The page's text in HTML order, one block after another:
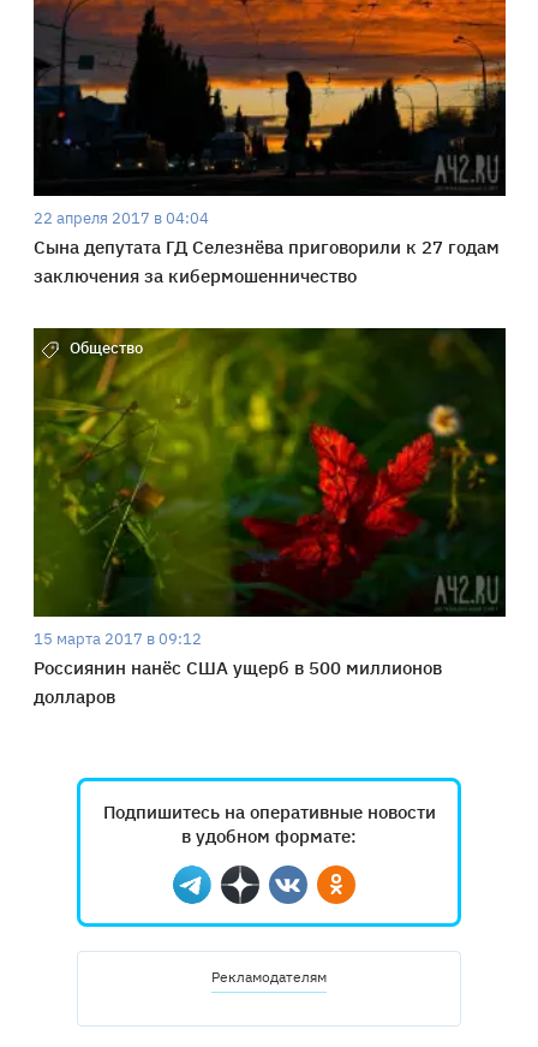
22 апреля 2017 в 04:04
Сына депутата ГД Селезнёва приговорили к 27 годам
заключения за кибермошенничество
Общество
15 марта 2017 в 09:12
Россиянин нанёс США ущерб в 500 миллионов
долларов
Подпишитесь на оперативные новости
в удобном формате:
Telegram
ДзенВконтактеОдноклассники
Рекламодателям